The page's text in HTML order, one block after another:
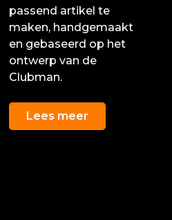
passend artikel te
maken, handgemaakt
en gebaseerd op het
ontwerp van de
Clubman.
Lees meer